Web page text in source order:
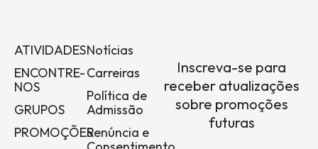
ATIVIDADES
ENCONTRE-
NOS
GRUPOS
PROMOÇÕES
Notícias
Carreiras
Política de
Admissão
Renúncia e
Inscreva-se para
receber atualizações
sobre promoções
futuras